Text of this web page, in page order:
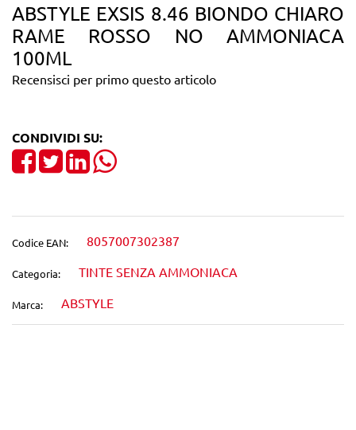
ABSTYLE EXSIS 8.46 BIONDO CHIARO
RAME ROSSO NO AMMONIACA
100ML
Recensisci per primo questo articolo
CONDIVIDI SU:
Share on Facebook
TweetShare on LinkedIn
Codice EAN: 8057007302387
Categoria: TINTE SENZA AMMONIACA
Marca: ABSTYLE